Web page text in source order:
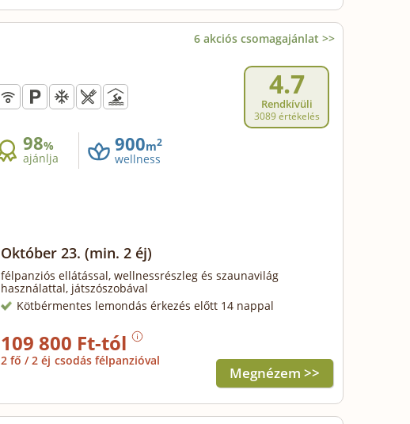
6 akciós csomagajánlat >>
4.7
Rendkívüli
3089 értékelés
98%
ajánlja
900m2
wellness
Október 23. (min. 2 éj)
félpanziós ellátással, wellnessrészleg és szaunavilág
használattal, játszószobával
Kötbérmentes lemondás érkezés előtt 14 nappal
109 800 Ft-tól
2 fő / 2 éj csodás félpanzióval
Megnézem >>